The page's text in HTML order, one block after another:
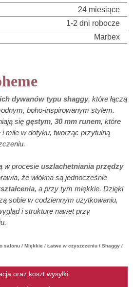
24 miesiące
1-2 dni robocze
Marbex
dywanów typu shaggy, które łączą
boho-inspirowanym stylem.
sięgęstym, 30 mm runem, które
miłe w dotyku, tworząc przytulną
w procesieuszlachetniania przędzy
że włókna są jednocześnie
, a przy tym miękkie. Dzięki
sobie w codziennym użytkowaniu,
i strukturę nawet przy
salonu / Miękkie / Łatwe w czyszczeniu / Shaggy /
oraz koszt wysyłki